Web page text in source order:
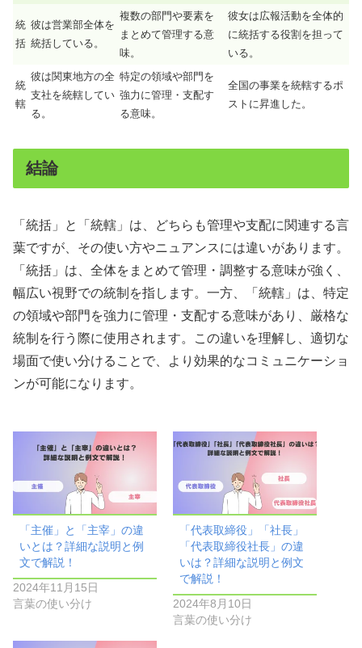
統
括
彼は営業部全体を
統括している。
複数の部門や要素を
まとめて管理する意
味。
彼女は広報活動を全体的
に統括する役割を担って
いる。
統
轄
彼は関東地方の全
支社を統轄してい
る。
特定の領域や部門を
強力に管理・支配す
る意味。
全国の事業を統轄するポ
ストに昇進した。
結論
「統括」と「統轄」は、どちらも管理や支配に関連する言
葉ですが、その使い方やニュアンスには違いがあります。
「統括」は、全体をまとめて管理・調整する意味が強く、
幅広い視野での統制を指します。一方、「統轄」は、特定
の領域や部門を強力に管理・支配する意味があり、厳格な
統制を行う際に使用されます。この違いを理解し、適切な
場面で使い分けることで、より効果的なコミュニケーショ
ンが可能になります。
「主催」と「主宰」の違
いとは？詳細な説明と例
文で解説！
2024年11月15日
言葉の使い分け
「代表取締役」「社長」
「代表取締役社長」の違
いは？詳細な説明と例文
で解説！
2024年8月10日
言葉の使い分け